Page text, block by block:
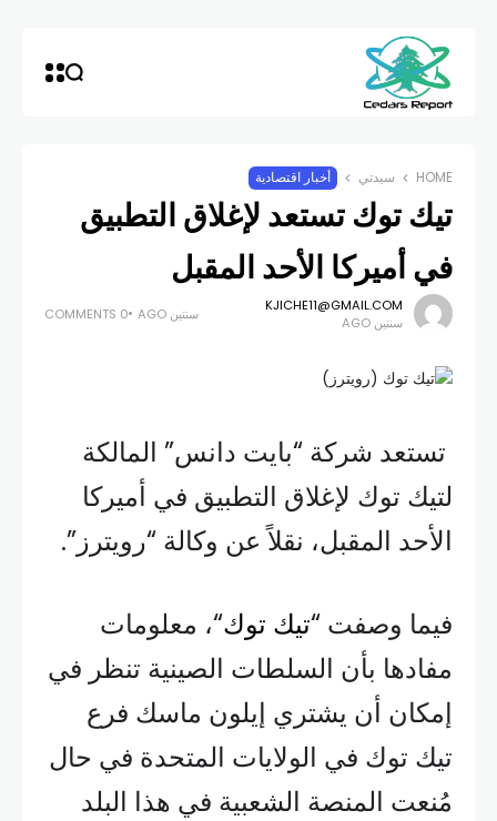
HOME سيدتي أخبار اقتصادية
تيك توك تستعد لإغلاق التطبيق
في أميركا الأحد المقبل
KJICHE11@GMAIL.COM
سنتين AGO
سنتين AGO 0 COMMENTS
تستعد شركة “بايت دانس” المالكة
لتيك توك لإغلاق التطبيق في أميركا
الأحد المقبل، نقلاً عن وكالة “رويترز”.
فيما وصفت “تيك توك“، معلومات
مفادها بأن السلطات الصينية تنظر في
إمكان أن يشتري إيلون ماسك فرع
تيك توك في الولايات المتحدة في حال
مُنعت المنصة الشعبية في هذا البلد